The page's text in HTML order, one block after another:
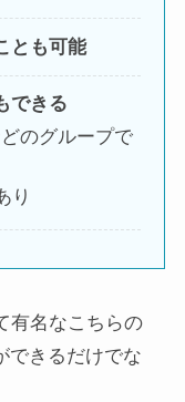
とも可能
できる
のグループで
り
有名なこちらの
できるだけでな